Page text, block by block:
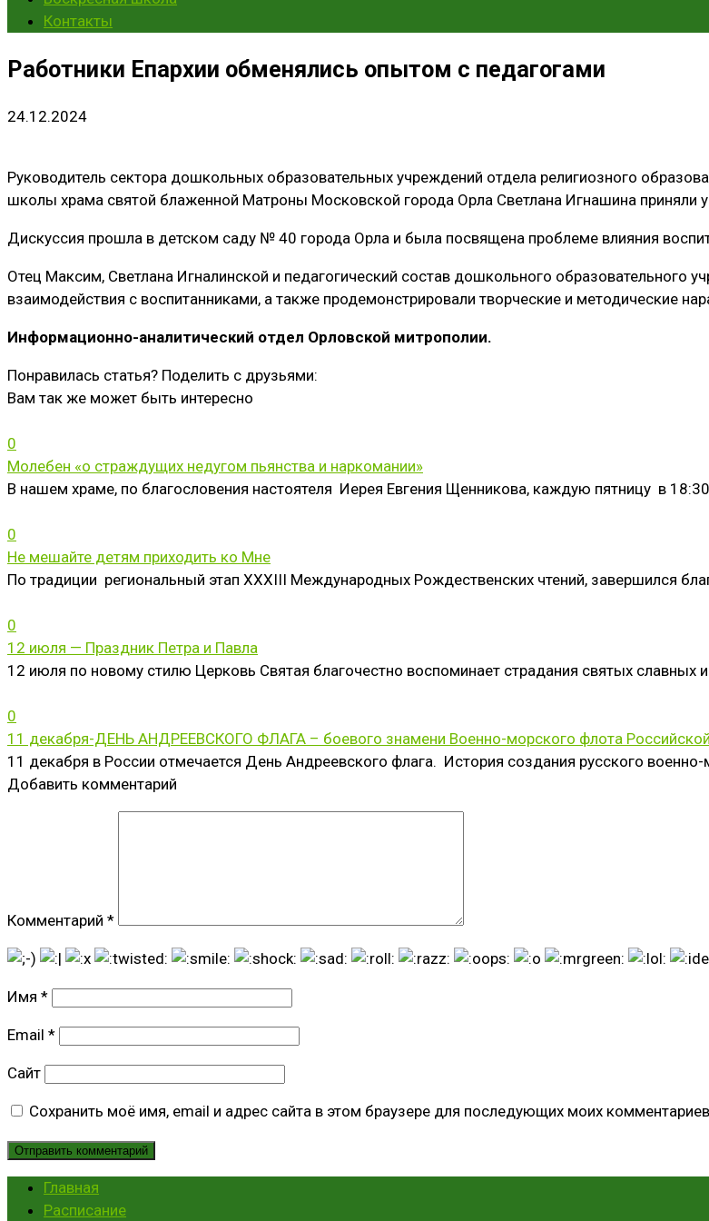
Контакты
Работники Епархии обменялись опытом с педагогами
24.12.2024
Руководитель сектора дошкольных образовательных учреждений отдела религиозного
школы храма святой блаженной Матроны Московской города Орла Светлана Игнашина приняли
Дискуссия прошла в детском саду № 40 города Орла и была посвящена проблеме влияния
Отец Максим, Светлана Игналинской и педагогический состав дошкольного
взаимодействия с воспитанниками, а также продемонстрировали творческие и методические
Информационно-аналитический отдел Орловской митрополии.
Понравилась статья? Поделить с друзьями:
Вам так же может быть интересно
0
Молебен «о страждущих недугом пьянства и наркомании»
В нашем храме, по благословения настоятеля Иерея Евгения Щенникова, каждую пятницу в
0
Не мешайте детям приходить ко Мне
По традиции региональный этап XXХIII Международных Рождественских чтений, завершился
0
12 июля — Праздник Петра и Павла
12 июля по новому стилю Церковь Святая благочестно воспоминает страдания святых славных
0
11 декабря-ДЕНЬ АНДРЕЕВСКОГО ФЛАГА – боевого знамени Военно-морского флота
11 декабря в России отмечается День Андреевского флага. История создания русского
Добавить комментарий
Комментарий *
Имя *
Email *
Сайт
Сохранить моё имя, email и адрес сайта в этом браузере для последующих моих
Главная
Расписание